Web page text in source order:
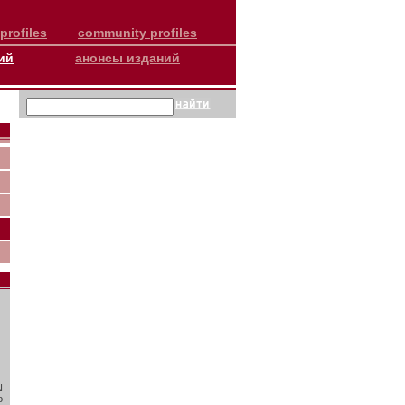
community profiles
анонсы изданий